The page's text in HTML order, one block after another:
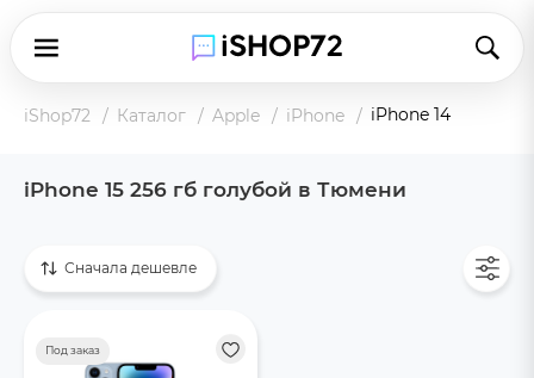
iShop72 Каталог Apple iPhone iPhone 14
iPhone 15 256 гб голубой в Тюмени
Сначала дешевле
Под заказ